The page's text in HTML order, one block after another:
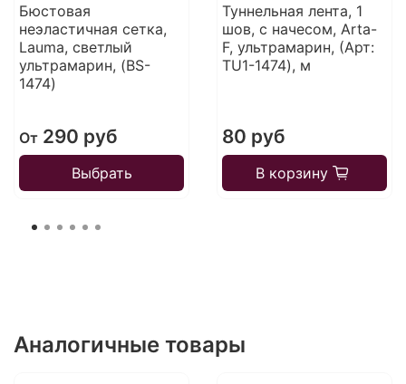
Бюстовая
неэластичная сетка,
Lauma, светлый
ультрамарин, (BS-
1474)
От290 руб
Выбрать
Туннельная лента, 1
шов, с начесом, Arta-
F, ультрамарин, (Арт:
TU1-1474), м
80 руб
В корзину
Аналогичные товары